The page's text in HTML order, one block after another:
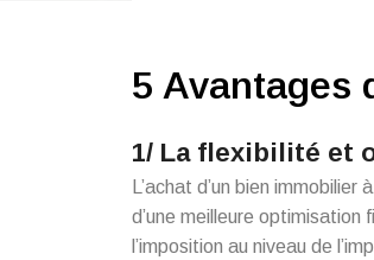
5 Avantages
1/ La flexibilité et
L’achat d’un bien
d’une meilleure
l’imposition au niveau de